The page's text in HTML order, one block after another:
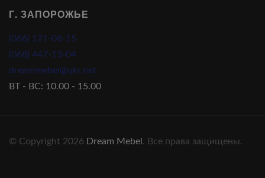
Г. ЗАПОРОЖЬЕ
(066) 121-06-15
(068) 447-13-04
dreammebel@ukr.net
ВТ - ВС: 10.00 - 15.00
© Copyright 2026 Dream Mebel . Все права защищены.